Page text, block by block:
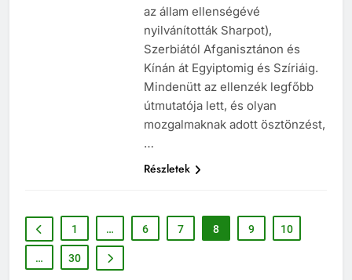
Venezueláig (mindkét országban
az állam ellenségévé
nyilvánították Sharpot),
Szerbiától Afganisztánon és
Kínán át Egyiptomig és Szíriáig.
Mindenütt az ellenzék legfőbb
útmutatója lett, és olyan
1 … 6 7 8 9 10
… 30